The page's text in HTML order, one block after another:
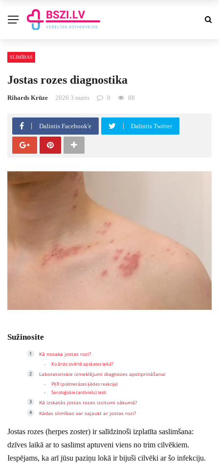
SLIMĪBAS
Jostas rozes diagnostika
Rihards Krūze 2026 3 marts 0 88
Dalintis Facebook'e Dalintis Twitter
Sužinosite
Kā nosaka jostas rozi?
Ko ārsts izvērtē apskates laikā?
Laboratoriskie izmeklējumi diagnozes apstiprināšanai
PĶR (polimerāzes ķēdes reakcija)
Seroloģiskie (antivielu) testi
Kā izskatās jostas rozes izsitumi sākumā?
Kādas slimības var sajaukt ar jostas rozi?
Jostas rozes (herpes zoster) ir salīdzinoši izplatīta saslimšana:
dzīves laikā ar to saslimst aptuveni viens no trim cilvēkiem.
Iespējams, ka arī jūsu paziņu lokā ir bijuši cilvēki ar šo infekciju.